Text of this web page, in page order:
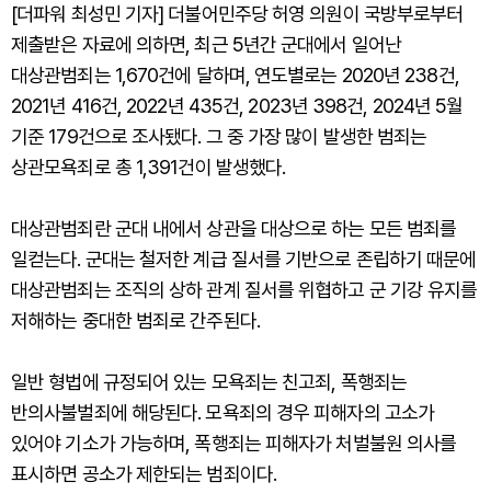
[더파워 최성민 기자] 더불어민주당 허영 의원이 국방부로부터
제출받은 자료에 의하면, 최근 5년간 군대에서 일어난
대상관범죄는 1,670건에 달하며, 연도별로는 2020년 238건,
2021년 416건, 2022년 435건, 2023년 398건, 2024년 5월
기준 179건으로 조사됐다. 그 중 가장 많이 발생한 범죄는
상관모욕죄로 총 1,391건이 발생했다.
대상관범죄란 군대 내에서 상관을 대상으로 하는 모든 범죄를
일컫는다. 군대는 철저한 계급 질서를 기반으로 존립하기 때문에
대상관범죄는 조직의 상하 관계 질서를 위협하고 군 기강 유지를
저해하는 중대한 범죄로 간주된다.
일반 형법에 규정되어 있는 모욕죄는 친고죄, 폭행죄는
반의사불벌죄에 해당된다. 모욕죄의 경우 피해자의 고소가
있어야 기소가 가능하며, 폭행죄는 피해자가 처벌불원 의사를
표시하면 공소가 제한되는 범죄이다.